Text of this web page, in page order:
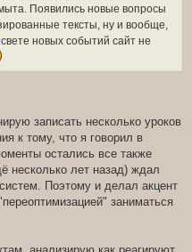
Появились новые вопросы
тексты, ну и вообще,
новых событий сайт не
записать несколько уроков
к тому, что я говорил в
остались все также
несколько лет назад) ждал
Поэтому и делал акцент
заниматься